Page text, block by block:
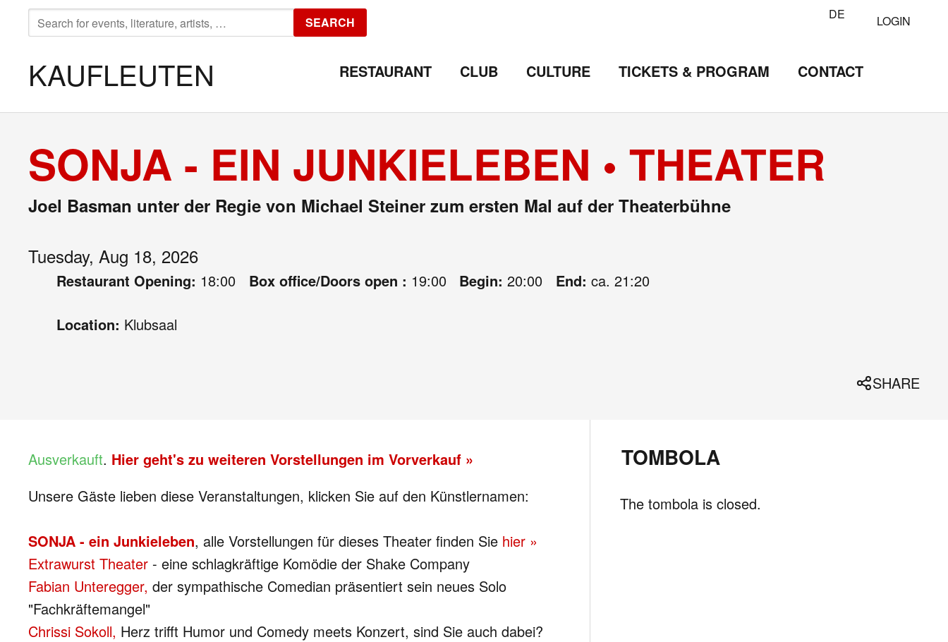
SEARCH
FOR:
SEARCH DE LOGIN
KAUFLEUTEN RESTAURANT CLUB CULTURE TICKETS & PROGRAM CONTACT
SONJA - EIN JUNKIELEBEN • THEATER
Joel Basman unter der Regie von Michael Steiner zum ersten Mal auf der Theaterbühne
Tuesday, Aug 18, 2026
Restaurant Opening: 18:00 Box office/Doors open : 19:00 Begin: 20:00 End: ca. 21:20
Location: Klubsaal
SHARE
Ausverkauft. Hier geht's zu weiteren Vorstellungen im Vorverkauf »
Unsere Gäste lieben diese Veranstaltungen, klicken Sie auf den Künstlernamen:
SONJA - ein Junkieleben, alle Vorstellungen für dieses Theater finden Sie hier »
Extrawurst Theater - eine schlagkräftige Komödie der Shake Company
Fabian Unteregger, der sympathische Comedian präsentiert sein neues Solo
"Fachkräftemangel"
Chrissi Sokoll, Herz trifft Humor und Comedy meets Konzert, sind Sie auch dabei?
TOMBOLA
The tombola is closed.